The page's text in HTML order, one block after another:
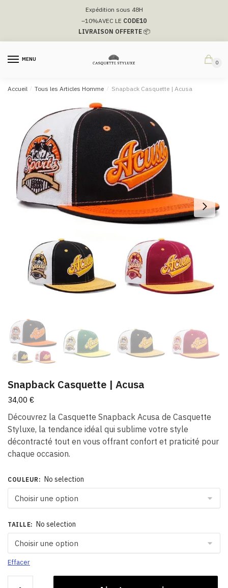
navigation
Expédition sous 48H
–10%AVEC LE CODE10
LIVRAISON OFFERTE📦
MENU
0
Accueil / Tous les Articles Homme / Snapback Casquette​ | Acusa
Snapback Casquette​ | Acusa
34,00 €
Découvrez la Casquette Snapback Acusa de Casquette
Styluxe, la tendance idéal qui sublime votre style
décontracté tout en vous offrant confort et praticité pour
chaque occasion.
COULEUR : No selection
TAILLE: No selection
Effacer